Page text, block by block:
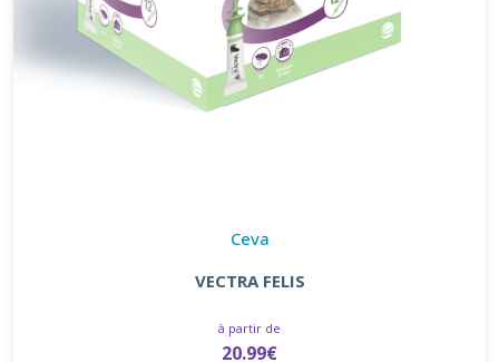
Ceva
VECTRA FELIS
à partir de
20.99€